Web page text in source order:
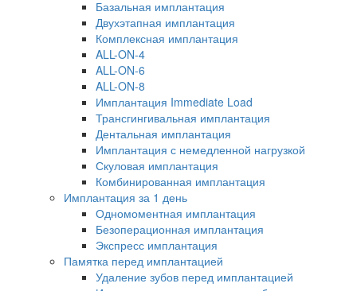
Базальная имплантация
Двухэтапная имплантация
Комплексная имплантация
ALL-ON-4
ALL-ON-6
ALL-ON-8
Имплантация Immediate Load
Трансгингивальная имплантация
Дентальная имплантация
Имплантация с немедленной нагрузкой
Скуловая имплантация
Комбинированная имплантация
Имплантация за 1 день
Одномоментная имплантация
Безоперационная имплантация
Экспресс имплантация
Памятка перед имплантацией
Удаление зубов перед имплантацией